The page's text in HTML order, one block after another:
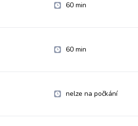
60 min
60 min
nelze na počkání